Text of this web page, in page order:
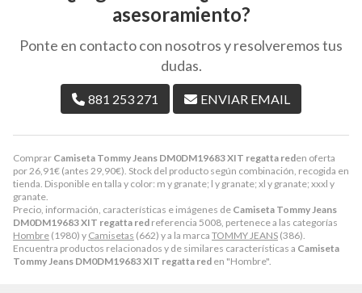
Comprar Camiseta Tommy Jeans DM0DM19683 XIT regatta reden oferta
por 26,91€ (antes 29,90€). Stock del producto según combinación, recogida en
tienda. Disponible en talla y color: m y granate; l y granate; xl y granate; xxxl y
granate.
Precio, información, características e imágenes de Camiseta Tommy Jeans
DM0DM19683 XIT regatta red referencia 5008, pertenece a las categorías
Hombre (1980) y Camisetas (662) y a la marca TOMMY JEANS (386).
Encuentra productos relacionados y de similares características a Camiseta
Tommy Jeans DM0DM19683 XIT regatta red en "Hombre".
asesoramiento?
Ponte en contacto con nosotros y resolveremos tus
dudas.
881 253 271 ENVIAR EMAIL